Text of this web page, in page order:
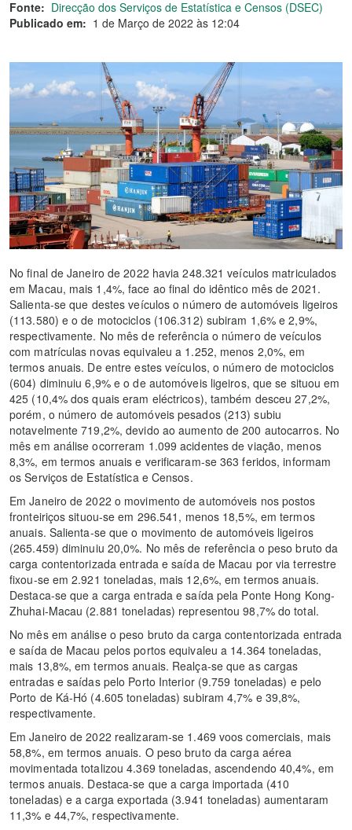
Fonte: Direcção dos Serviços de Estatística e Censos (DSEC)
Publicado em: 1 de Março de 2022 às 12:04
No final de Janeiro de 2022 havia 248.321 veículos matriculados
em Macau, mais 1,4%, face ao final do idêntico mês de 2021.
Salienta-se que destes veículos o número de automóveis ligeiros
(113.580) e o de motociclos (106.312) subiram 1,6% e 2,9%,
respectivamente. No mês de referência o número de veículos
com matrículas novas equivaleu a 1.252, menos 2,0%, em
termos anuais. De entre estes veículos, o número de motociclos
(604) diminuiu 6,9% e o de automóveis ligeiros, que se situou em
425 (10,4% dos quais eram eléctricos), também desceu 27,2%,
porém, o número de automóveis pesados (213) subiu
notavelmente 719,2%, devido ao aumento de 200 autocarros. No
mês em análise ocorreram 1.099 acidentes de viação, menos
8,3%, em termos anuais e verificaram-se 363 feridos, informam
os Serviços de Estatística e Censos.
Em Janeiro de 2022 o movimento de automóveis nos postos
fronteiriços situou-se em 296.541, menos 18,5%, em termos
anuais. Salienta-se que o movimento de automóveis ligeiros
(265.459) diminuiu 20,0%. No mês de referência o peso bruto da
carga contentorizada entrada e saída de Macau por via terrestre
fixou-se em 2.921 toneladas, mais 12,6%, em termos anuais.
Destaca-se que a carga entrada e saída pela Ponte Hong Kong-
Zhuhai-Macau (2.881 toneladas) representou 98,7% do total.
No mês em análise o peso bruto da carga contentorizada entrada
e saída de Macau pelos portos equivaleu a 14.364 toneladas,
mais 13,8%, em termos anuais. Realça-se que as cargas
entradas e saídas pelo Porto Interior (9.759 toneladas) e pelo
Porto de Ká-Hó (4.605 toneladas) subiram 4,7% e 39,8%,
respectivamente.
Em Janeiro de 2022 realizaram-se 1.469 voos comerciais, mais
58,8%, em termos anuais. O peso bruto da carga aérea
movimentada totalizou 4.369 toneladas, ascendendo 40,4%, em
termos anuais. Destaca-se que a carga importada (410
toneladas) e a carga exportada (3.941 toneladas) aumentaram
11,3% e 44,7%, respectivamente.